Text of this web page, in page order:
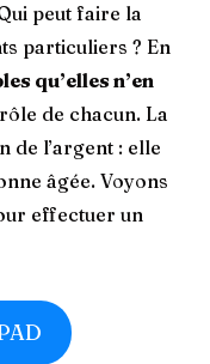
peut faire la
particuliers ? En
qu’elles n’en
de chacun. La
de l’argent : elle
âgée. Voyons
effectuer un